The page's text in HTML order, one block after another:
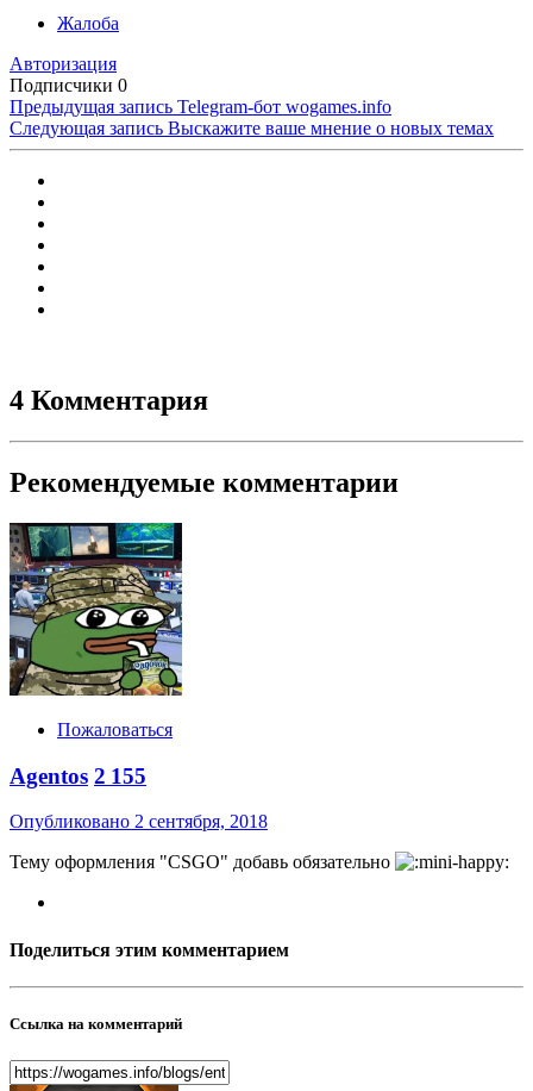
Жалоба
Авторизация
Подписчики 0
Предыдущая запись Telegram-бот wogames.info
Следующая запись Выскажите ваше мнение о новых темах
4 Комментария
Рекомендуемые комментарии
Пожаловаться
Agentos 2 155
Опубликовано 2 сентября, 2018
Тему оформления "CSGO" добавь обязательно
Поделиться этим комментарием
Ссылка на комментарий